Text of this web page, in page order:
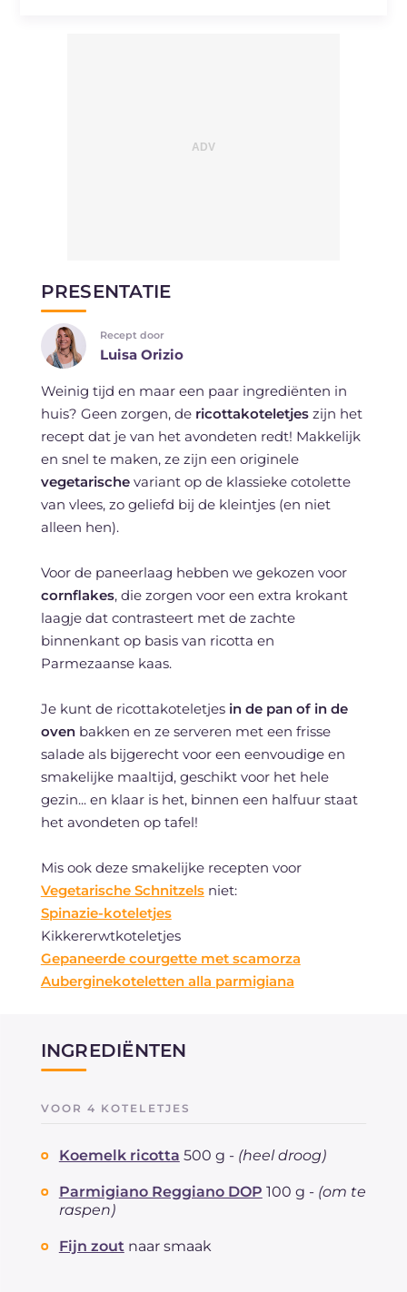
PRESENTATIE
Recept door
Luisa Orizio
Weinig tijd en maar een paar ingrediënten in
huis? Geen zorgen, de ricottakoteletjeszijn het
recept dat je van het avondeten redt! Makkelijk
en snel te maken, ze zijn een originele
vegetarischevariant op de klassieke cotolette
van vlees, zo geliefd bij de kleintjes (en niet
alleen hen).
Voor de paneerlaag hebben we gekozen voor
cornflakes, die zorgen voor een extra krokant
laagje dat contrasteert met de zachte
binnenkant op basis van ricotta en
Parmezaanse kaas.
Je kunt de ricottakoteletjes in de pan of in de
ovenbakken en ze serveren met een frisse
salade als bijgerecht voor een eenvoudige en
smakelijke maaltijd, geschikt voor het hele
gezin... en klaar is het, binnen een halfuur staat
het avondeten op tafel!
Mis ook deze smakelijke recepten voor
Vegetarische Schnitzelsniet:
Spinazie-koteletjes
Kikkererwtkoteletjes
Gepaneerde courgette met scamorza
Auberginekoteletten alla parmigiana
INGREDIËNTEN
VOOR 4 KOTELETJES
Koemelk ricotta 500 g - (heel droog)
Parmigiano Reggiano DOP 100 g - (om te
raspen)
Fijn zout naar smaak